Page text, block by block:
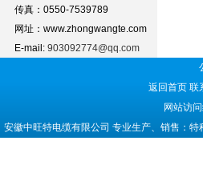
传真：0550-7539789
网址：www.zhongwangte.com
E-mail: 903092774@qq.com
返回首页 联
网站访
安徽中旺特电缆有限公司 专业生产、销售：